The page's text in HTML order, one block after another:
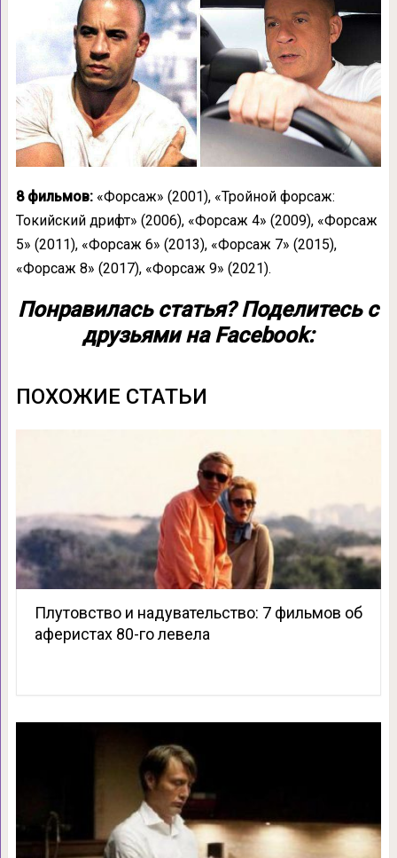
8 фильмов:«Форсаж» (2001), «Тройной форсаж:
Токийский дрифт» (2006), «Форсаж 4» (2009), «Форсаж
5» (2011), «Форсаж 6» (2013), «Форсаж 7» (2015),
«Форсаж 8» (2017), «Форсаж 9» (2021).
Понравилась статья? Поделитесь с
друзьями на Facebook:
ПОХОЖИЕ СТАТЬИ
Плутовство и надувательство: 7 фильмов об
аферистах 80-го левела